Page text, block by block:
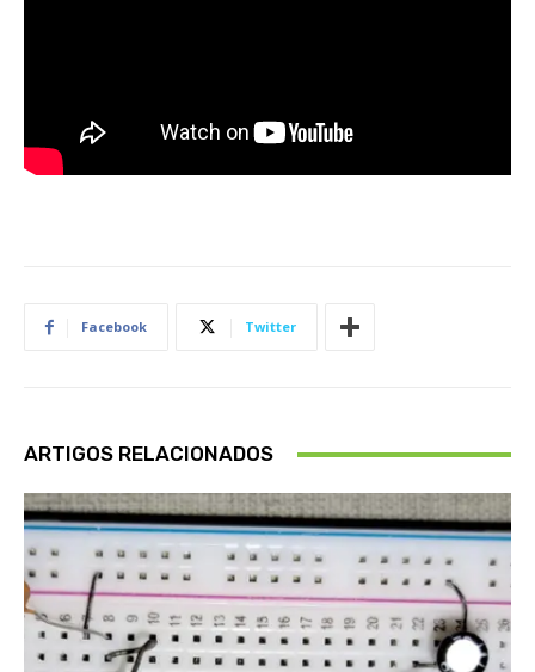
Facebook Twitter
ARTIGOS RELACIONADOS